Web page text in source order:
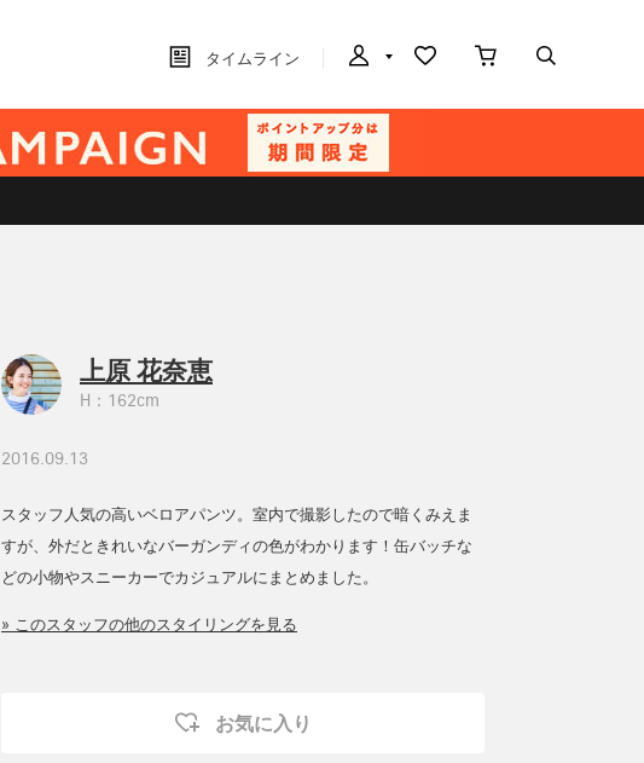
タイムライン
上原 花奈恵
H：162cm
2016.09.13
スタッフ人気の高いベロアパンツ。室内で撮影したので暗くみえま
すが、外だときれいなバーガンディの色がわかります！缶バッチな
どの小物やスニーカーでカジュアルにまとめました。
» このスタッフの他のスタイリングを見る
お気に入り